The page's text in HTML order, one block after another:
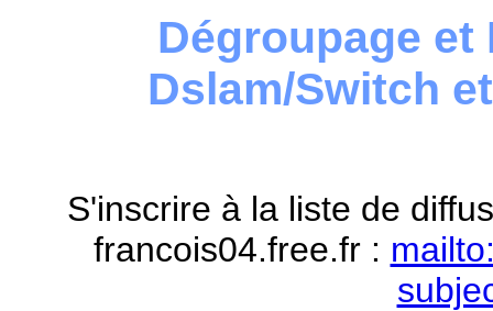
Dégroupage et
Dslam/Switch
S'inscrire à la liste de
francois04.free.fr :